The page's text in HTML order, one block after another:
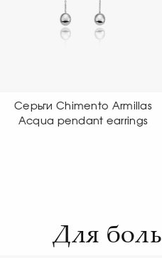
Серьги Chimento Armillas
Acqua pendant earrings
Для